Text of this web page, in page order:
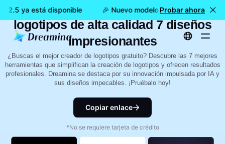
2.5 ya está disponible 🎉 Nuevo modelo DISPONIBLE:
Probar ahora
7 sitios web gratuitos para crear
logotipos de alta calidad 7 diseños
impresionantes
¿Buscas el mejor creador de logotipos gratuito? Descubre las 7 mejores
herramientas que simplifican la creación de logotipos y ofrecen resultados
profesionales. Dreamina se destaca por su innovación impulsada por IA y
sus diseños impecables. ¡Pruébalo hoy!
Copiar enlace
*No se requiere tarjeta de crédito